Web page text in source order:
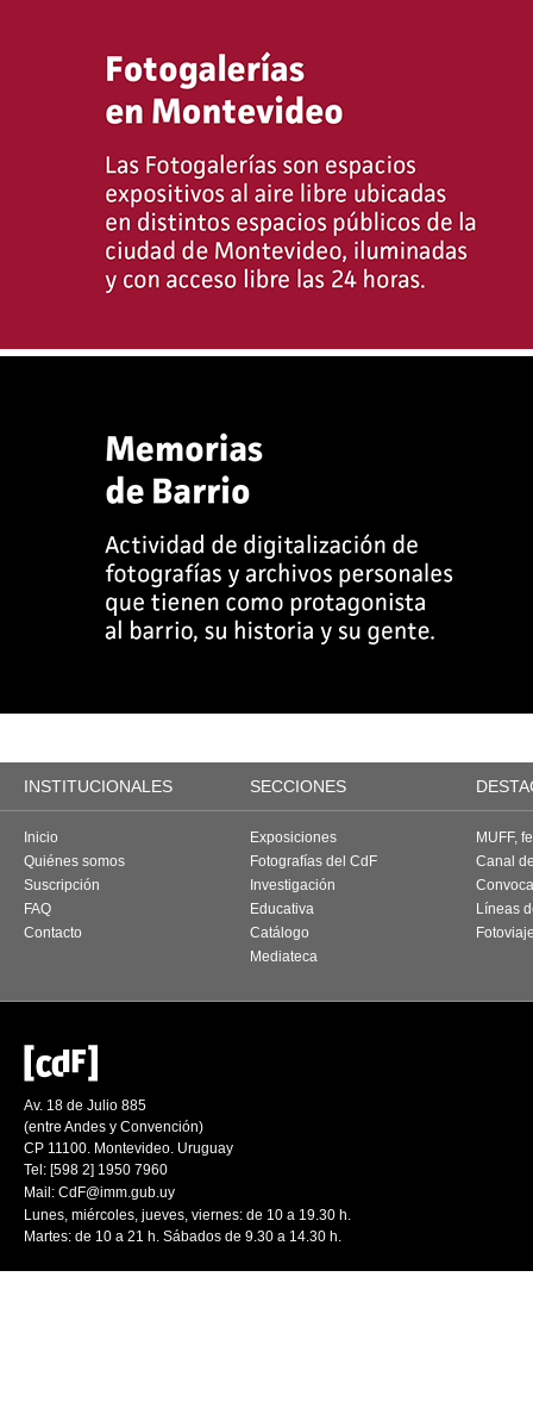
INSTITUCIONALES SECCIONES
Inicio
Quiénes somos
Suscripción
FAQ
Contacto
Exposiciones
Fotografías del CdF
Investigación
Educativa
Catálogo
Mediateca
MUFF,
Canal
Líneas
Av. 18 de Julio 885
(entre Andes y Convención)
CP 11100. Montevideo. Uruguay
Tel: [598 2] 1950 7960
Mail: CdF@imm.gub.uy
Lunes, miércoles, jueves, viernes: de 10 a 19.30 h.
Martes: de 10 a 21 h. Sábados de 9.30 a 14.30 h.